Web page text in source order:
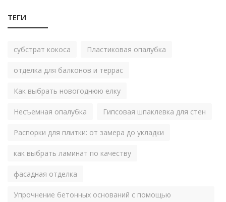
ТЕГИ
субстрат кокоса Пластиковая опалубка
отделка для балконов и террас
Как выбрать новогоднюю елку
Несъемная опалубка Гипсовая шпаклевка для стен
Распорки для плитки: от замера до укладки
как выбрать ламинат по качеству
фасадная отделка
Упрочнение бетонных оснований с помощью